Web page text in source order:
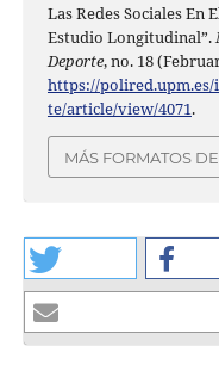
Las Redes Sociales En
Estudio Longitudinal”.
Deporte, no. 18
https://
te/article/view/4071.
MÁS FORMATOS